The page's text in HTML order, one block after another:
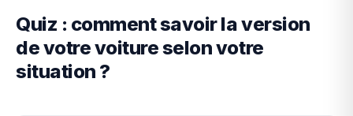
Quiz : comment savoir la version
de votre voiture selon votre
situation ?